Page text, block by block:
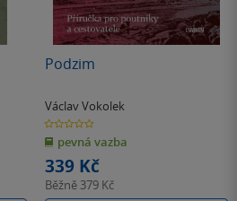
Podzim
Václav Vokolek
0.0
z
5
hvězdiček
pevná vazba
339 Kč
Běžně 379 Kč